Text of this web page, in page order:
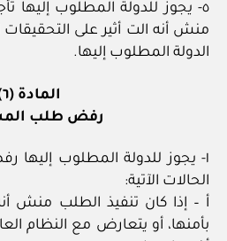
٥- يجوز للدولة المطلوب إليها
منش أنه الت أثير على التحقيقات
الدولة المطلوب إليها.
المادة (٦)
رفض طلب
١- يجوز للدولة المطلوب
الحالات الآتية:
أ – إذا كان تنفيذ الطلب منش
بأمنها، أو يتعارض مع النظام